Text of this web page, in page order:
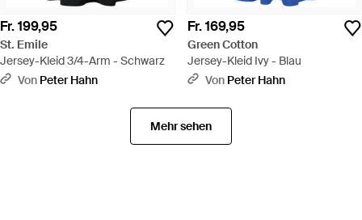
Fr. 199,95
St. Emile
Jersey-Kleid 3/4-Arm - Schwarz
Von Peter Hahn
Fr. 169,95
Green Cotton
Jersey-Kleid Ivy - Blau
Von Peter Hahn
Mehr sehen